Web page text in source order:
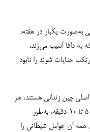
به‌صورت یکبار در هفته،
به دافا آسیب می‌زند،
610» هستند تا علیه مریدان دافا مرتکب جنایات شوند را نابود
اصلی چین زندانی هستند، هر
روز 6 صبح و 6 عصر، به‌علاوه هر روز در ساعات ظهر و نیمه‌ شب، در شروع هریک از این چهار ساعت، هربار به مدت 5 تا 10 دقیقه، به‌طور
همه آن عوامل شیطانی را